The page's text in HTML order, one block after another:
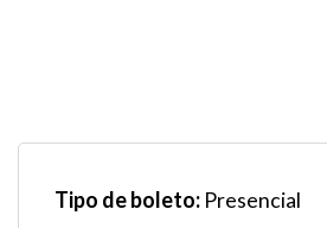
Tipo de boleto: Presencial